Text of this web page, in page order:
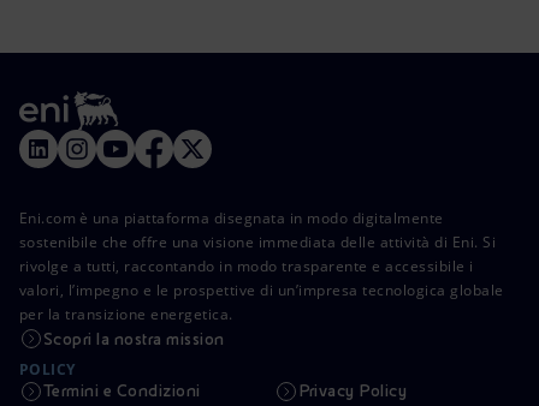
Eni.com è una piattaforma disegnata in modo digitalmente
sostenibile che offre una visione immediata delle attività di Eni. Si
rivolge a tutti, raccontando in modo trasparente e accessibile i
valori, l’impegno e le prospettive di un’impresa tecnologica globale
per la transizione energetica.
Scopri la nostra mission
POLICY
Termini e Condizioni Privacy Policy